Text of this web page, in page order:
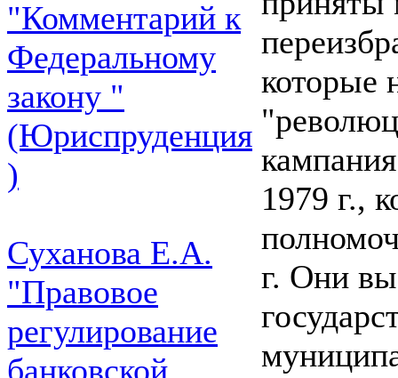
"Комментарий к
Федеральному
закону "
(Юриспруденция
)
Суханова Е.А.
"Правовое
регулирование
банковской
которые
1979 г.,
г. Они